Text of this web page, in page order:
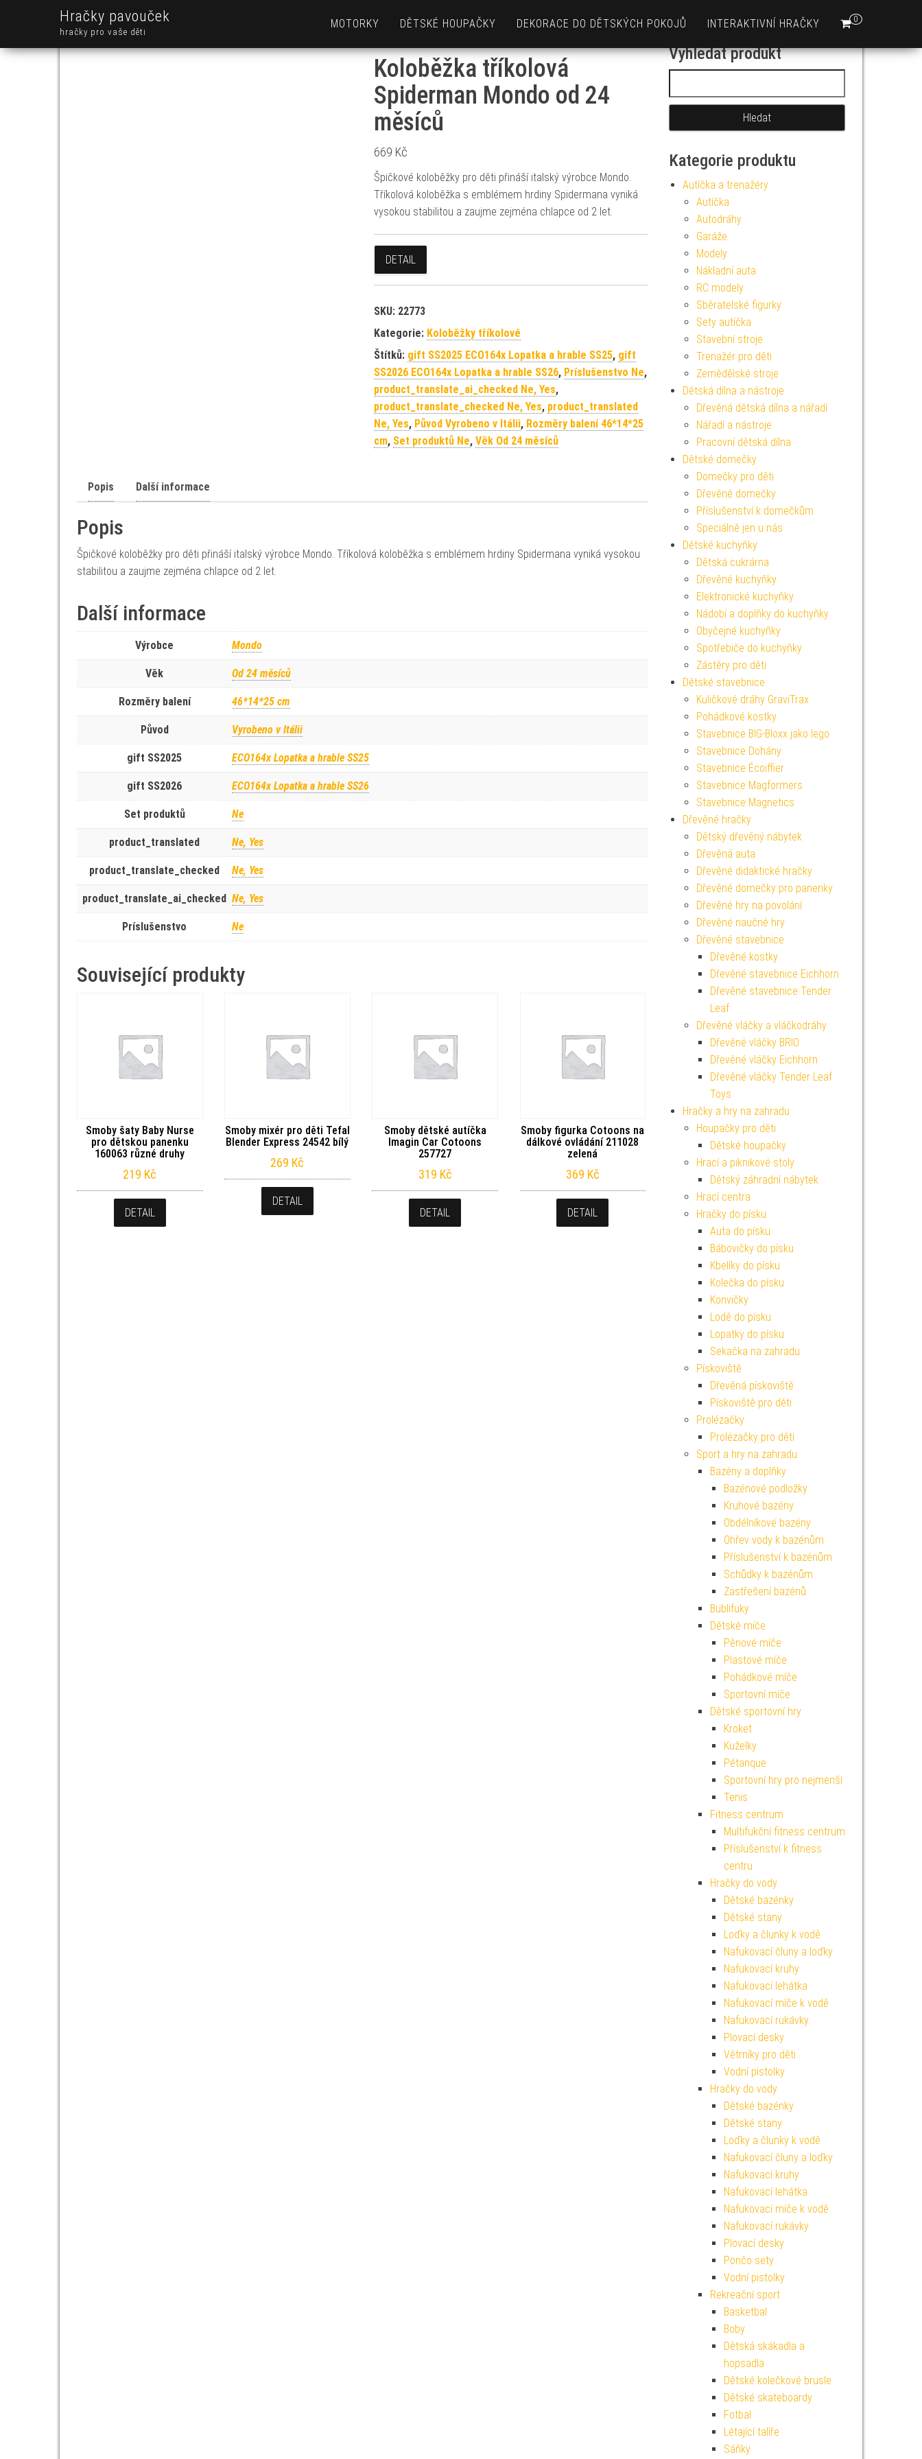
Hračky pavouček
hračky pro vaše děti
0
MOTORKY DĚTSKÉ HOUPAČKY DEKORACE DO DĚTSKÝCH POKOJŮ INTERAKTIVNÍ HRAČKY
Koloběžka tříkolová
Spiderman Mondo od 24
měsíců
669 Kč
Špičkové koloběžky pro děti přináší italský výrobce Mondo.
Tříkolová koloběžka s emblémem hrdiny Spidermana vyniká
vysokou stabilitou a zaujme zejména chlapce od 2 let.
DETAIL
SKU: 22773
Kategorie: Koloběžky tříkolové
Štítků: gift SS2025 ECO164x Lopatka a hrable SS25, gift
SS2026 ECO164x Lopatka a hrable SS26, Príslušenstvo Ne,
product_translate_ai_checked Ne, Yes,
product_translate_checked Ne, Yes, product_translated
Ne, Yes, Původ Vyrobeno v Itálii, Rozměry balení 46*14*25
cm, Set produktů Ne, Věk Od 24 měsíců
Popis Další informace
Popis
Špičkové koloběžky pro děti přináší italský výrobce Mondo. Tříkolová koloběžka s emblémem hrdiny Spidermana vyniká vysokou
stabilitou a zaujme zejména chlapce od 2 let.
Další informace
Výrobce Mondo
Věk Od 24 měsíců
Rozměry balení 46*14*25 cm
Původ Vyrobeno v Itálii
gift SS2025 ECO164x Lopatka a hrable SS25
gift SS2026 ECO164x Lopatka a hrable SS26
Set produktů Ne
product_translated Ne, Yes
product_translate_checked Ne, Yes
product_translate_ai_checked Ne, Yes
Príslušenstvo Ne
Související produkty
Smoby šaty Baby Nurse
pro dětskou panenku
160063 různé druhy
219 Kč
DETAIL
Smoby mixér pro děti Tefal
Blender Express 24542 bílý
269 Kč
DETAIL
Smoby dětské autíčka
Imagin Car Cotoons
257727
319 Kč
DETAIL
Smoby figurka Cotoons na
dálkové ovládání 211028
zelená
369 Kč
DETAIL
Vyhledat produkt
Kategorie produktu
Autíčka a trenažéry
Autíčka
Autodráhy
Garáže
Modely
Nákladní auta
RC modely
Sběratelské figurky
Sety autíčka
Stavební stroje
Trenažér pro děti
Zemědělské stroje
Dětská dílna a nástroje
Dřevěná dětská dílna a nářadí
Nářadí a nástroje
Pracovní dětská dílna
Dětské domečky
Domečky pro děti
Dřevěné domečky
Příslušenství k domečkům
Speciálně jen u nás
Dětské kuchyňky
Dětská cukrárna
Dřevěné kuchyňky
Elektronické kuchyňky
Nádobí a doplňky do kuchyňky
Obyčejné kuchyňky
Spotřebiče do kuchyňky
Zástěry pro děti
Dětské stavebnice
Kuličkové dráhy GraviTrax
Pohádkové kostky
Stavebnice BIG-Bloxx jako lego
Stavebnice Dohány
Stavebnice Écoiffier
Stavebnice Magformers
Stavebnice Magnetics
Dřevěné hračky
Dětský dřevěný nábytek
Dřevěná auta
Dřevěné didaktické hračky
Dřevěné domečky pro panenky
Dřevěné hry na povolání
Dřevěné naučné hry
Dřevěné stavebnice
Dřevěné kostky
Dřevěné stavebnice Eichhorn
Dřevěné stavebnice Tender
Leaf
Dřevěné vláčky a vláčkodráhy
Dřevěné vláčky BRIO
Dřevěné vláčky Eichhorn
Dřevěné vláčky Tender Leaf
Toys
Hračky a hry na zahradu
Houpačky pro děti
Dětské houpačky
Hrací a piknikové stoly
Dětský záhradní nábytek
Hrací centra
Hračky do písku
Auta do písku
Bábovičky do písku
Kbelíky do písku
Kolečka do písku
Konvičky
Lodě do písku
Lopatky do písku
Sekačka na zahradu
Pískoviště
Dřevěná pískoviště
Pískoviště pro děti
Prolézačky
Prolézačky pro děti
Sport a hry na zahradu
Bazény a doplňky
Bazénové podložky
Kruhové bazény
Obdélníkové bazény
Ohřev vody k bazénům
Příslušenství k bazénům
Schůdky k bazénům
Zastřešení bazénů
Bublifuky
Dětské míče
Pěnové míče
Plastové míče
Pohádkové míče
Sportovní míče
Dětské sportovní hry
Kroket
Kuželky
Pétanque
Sportovní hry pro nejmenší
Tenis
Fitness centrum
Multifukční fitness centrum
Příslušenství k fitness
centru
Hračky do vody
Dětské bazénky
Dětské stany
Loďky a člunky k vodě
Nafukovací čluny a loďky
Nafukovací kruhy
Nafukovací lehátka
Nafukovací míče k vodě
Nafukovací rukávky
Plovací desky
Větrníky pro děti
Vodní pistolky
Hračky do vody
Dětské bazénky
Dětské stany
Loďky a člunky k vodě
Nafukovací čluny a loďky
Nafukovací kruhy
Nafukovací lehátka
Nafukovací míče k vodě
Nafukovací rukávky
Plovací desky
Pončo sety
Vodní pistolky
Rekreační sport
Basketbal
Boby
Dětská skákadla a
hopsadla
Dětské kolečkové brusle
Dětské skateboardy
Fotbal
Létající talíře
Sáňky